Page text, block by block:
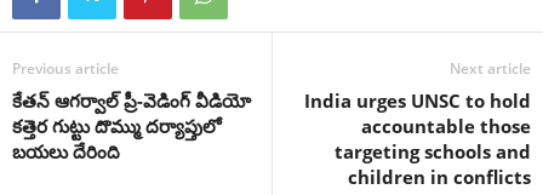
Previous article
కేతన్ ఆగర్వాల్ ప్రీ-వెడింగ్ వీడియో
కత్తెర గుట్టు దొమ్ము దర్యాప్తులో
బయలు దేరింది
Next article
India urges UNSC to hold
accountable those
targeting schools and
children in conflicts